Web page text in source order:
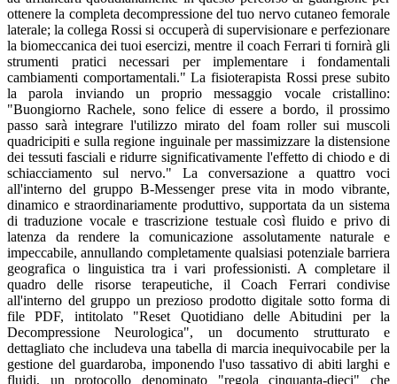
ottenere la completa decompressione del tuo nervo cutaneo femorale
laterale; la collega Rossi si occuperà di supervisionare e perfezionare
la biomeccanica dei tuoi esercizi, mentre il coach Ferrari ti fornirà gli
strumenti pratici necessari per implementare i fondamentali
cambiamenti comportamentali." La fisioterapista Rossi prese subito
la parola inviando un proprio messaggio vocale cristallino:
"Buongiorno Rachele, sono felice di essere a bordo, il prossimo
passo sarà integrare l'utilizzo mirato del foam roller sui muscoli
quadricipiti e sulla regione inguinale per massimizzare la distensione
dei tessuti fasciali e ridurre significativamente l'effetto di chiodo e di
schiacciamento sul nervo." La conversazione a quattro voci
all'interno del gruppo B-Messenger prese vita in modo vibrante,
dinamico e straordinariamente produttivo, supportata da un sistema
di traduzione vocale e trascrizione testuale così fluido e privo di
latenza da rendere la comunicazione assolutamente naturale e
impeccabile, annullando completamente qualsiasi potenziale barriera
geografica o linguistica tra i vari professionisti. A completare il
quadro delle risorse terapeutiche, il Coach Ferrari condivise
all'interno del gruppo un prezioso prodotto digitale sotto forma di
file PDF, intitolato "Reset Quotidiano delle Abitudini per la
Decompressione Neurologica", un documento strutturato e
dettagliato che includeva una tabella di marcia inequivocabile per la
gestione del guardaroba, imponendo l'uso tassativo di abiti larghi e
fluidi, un protocollo denominato "regola cinquanta-dieci" che